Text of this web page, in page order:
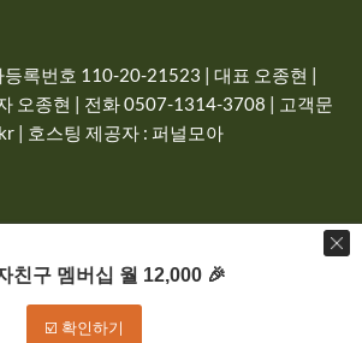
등록번호 110-20-21523 | 대표 오종현 |
오종현 | 전화 0507-1314-3708 | 고객문
| 호스팅 제공자 : 퍼널모아
— truly premium WordPress themes
친구 멤버십 월 12,000 🎉
☑️ 확인하기